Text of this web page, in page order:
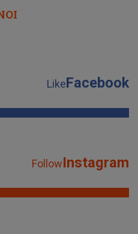
LikeFacebook
FollowInstagram